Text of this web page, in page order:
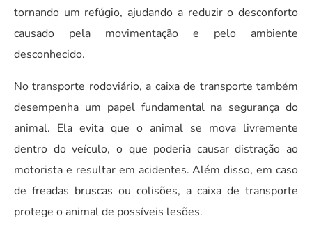
tornando um refúgio, ajudando a reduzir o desconforto
causado pela movimentação e pelo ambiente
desconhecido.
No transporte rodoviário, a caixa de transporte também
desempenha um papel fundamental na segurança do
animal. Ela evita que o animal se mova livremente
dentro do veículo, o que poderia causar distração ao
motorista e resultar em acidentes. Além disso, em caso
de freadas bruscas ou colisões, a caixa de transporte
protege o animal de possíveis lesões.